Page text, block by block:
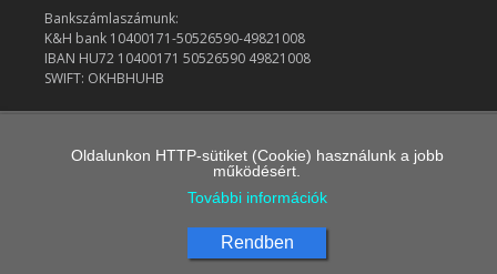
Bankszámlaszámunk:
K&H bank 10400171-50526590-49821008
IBAN HU72 10400171 50526590 49821008
SWIFT: OKHBHUHB
Oldalunkon HTTP-sütiket (Cookie) használunk a jobb
működésért.
További információk